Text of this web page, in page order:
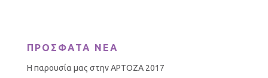
ΠΡΟΣΦΑΤΑ ΝΕΑ
Η παρουσία μας στην ΑΡΤΟΖΑ 2017